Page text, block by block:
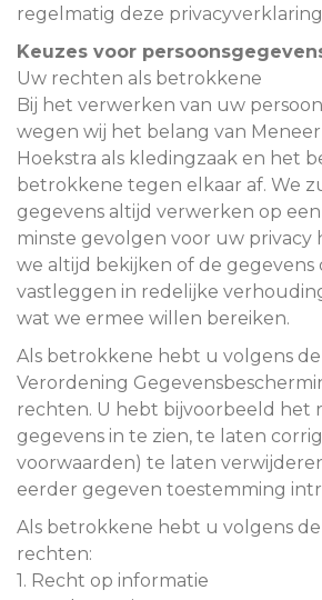
regelmatig deze
Keuzes voor
Uw rechten als betrokkene
Bij het verwerken van uw
wegen wij het belang van
Hoekstra als kledingzaak en het
betrokkene tegen elkaar af. We
gegevens altijd verwerken op
minste gevolgen voor uw privacy
we altijd bekijken of de gegevens
vastleggen in redelijke
wat we ermee willen bereiken.
Als betrokkene hebt u volgens de
Verordening
rechten. U hebt bijvoorbeeld het
gegevens in te zien, te laten
voorwaarden) te laten
eerder gegeven toestemming
Als betrokkene hebt u volgens
rechten:
1. Recht op informatie